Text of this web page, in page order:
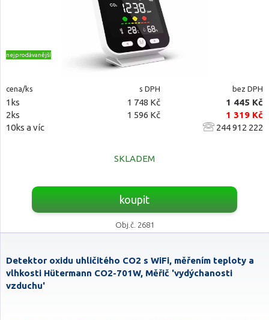
nejprodávanější
cena/ks s DPH bez DPH
1ks 1 748 Kč
1 445 Kč
2ks
1 596 Kč
1 319 Kč
10ks a víc
244 912 222
SKLADEM
koupit
Obj.č. 2681
Detektor oxidu uhličitého CO2 s WiFi, měřením teploty a
vlhkosti Hütermann CO2-701W, Měřič 'vydýchanosti
vzduchu'